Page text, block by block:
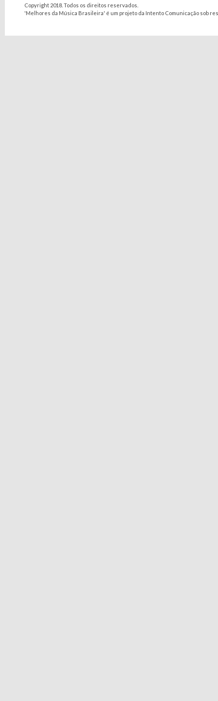
Copyright 2018. Todos os direitos reservados.
'Melhores da Música Brasileira' é um projeto da Intento Comunicação sob